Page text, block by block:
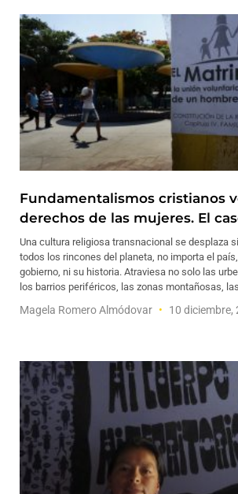
Fundamentalismos cristianos
derechos de las mujeres. El
Una cultura religiosa transnacional se desplaza
todos los rincones del planeta, no importa el
gobierno, ni su historia. Atraviesa no solo las
los barrios periféricos, las zonas montañosas, las
Magela Romero Almódovar 10 diciembre,